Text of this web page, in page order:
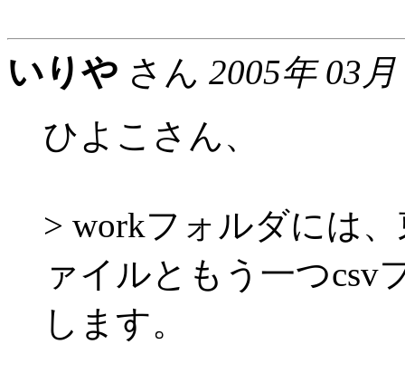
いりや さん 2005年 03
ひよこさん、
> workフォルダには
ァイルともう一つcsv
します。